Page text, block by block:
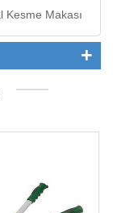
Kesme Makası